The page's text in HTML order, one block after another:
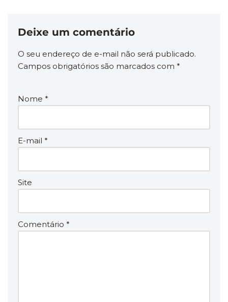
Deixe um comentário
O seu endereço de e-mail não será publicado.
Campos obrigatórios são marcados com *
Nome *
E-mail *
Site
Comentário *